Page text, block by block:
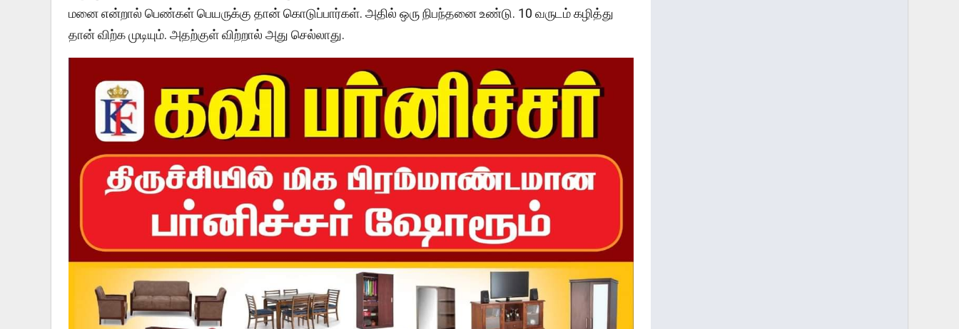
மனை என்றால் பெண்கள் பெயருக்கு தான் கொடுப்பார்கள். அதில் ஒரு நிபந்தனை உண்டு. 10 வருடம் கழித்து
தான் விற்க முடியும். அதற்குள் விற்றால் அது செல்லாது.